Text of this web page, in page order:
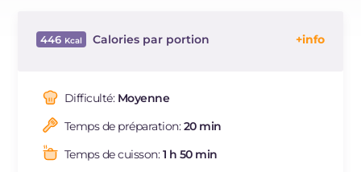
BR
NL
446 Calories par portion
Dont sucres
Protéine
Graisses
Difficulté: Moyenne
Temps de préparation:20 min
Temps de cuisson:1 h 50 min